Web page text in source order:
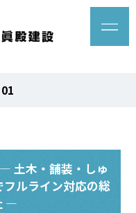
土木・舗装・しゅ
ルライン対応の総
―